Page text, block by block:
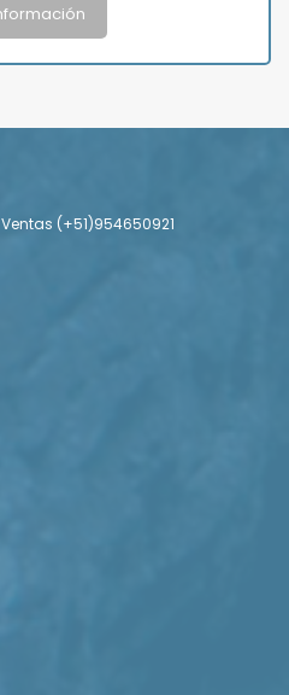
(+51)954650921